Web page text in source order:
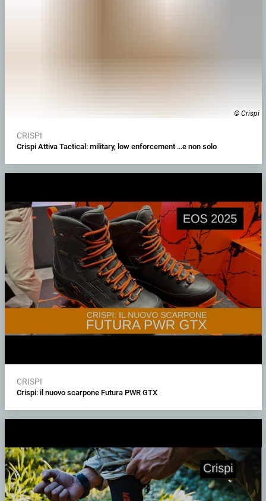
© Crispi
CRISPI
Crispi Attiva Tactical: military, low enforcement …e non solo
CRISPI
Crispi: il nuovo scarpone Futura PWR GTX